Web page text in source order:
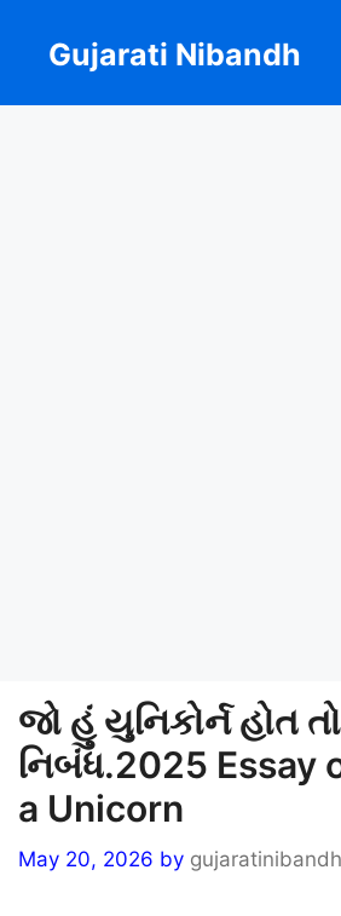
content
Gujarati Nibandh
જો હું યુનિકોર્ન હોત
નિબંધ.2025 Essay
a Unicorn
May 20, 2026 by gujaratinibandh